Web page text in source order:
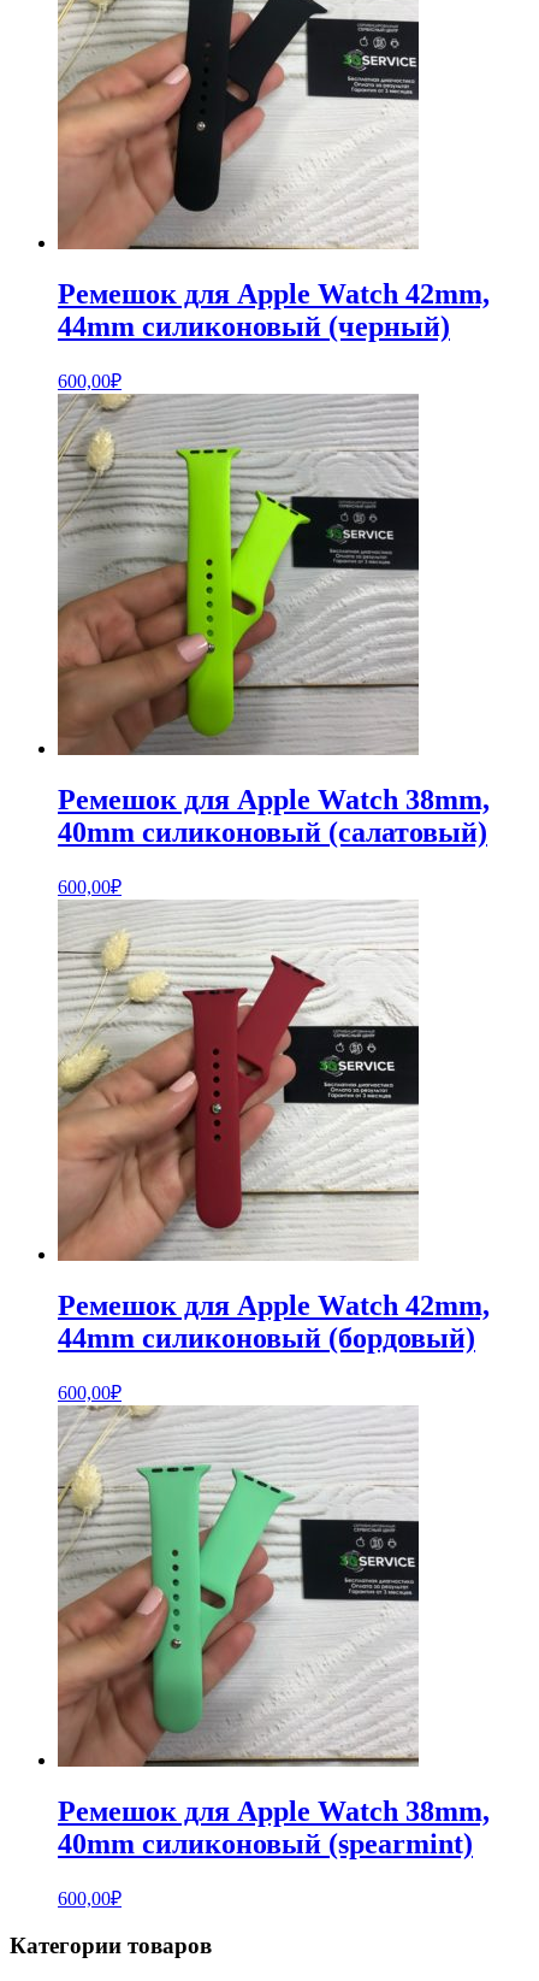
Ремешок для Apple Watch 42mm,
44mm силиконовый (черный)
600,00₽
Ремешок для Apple Watch 38mm,
40mm силиконовый (салатовый)
600,00₽
Ремешок для Apple Watch 42mm,
44mm силиконовый (бордовый)
600,00₽
Ремешок для Apple Watch 38mm,
40mm силиконовый (spearmint)
600,00₽
Категории товаров